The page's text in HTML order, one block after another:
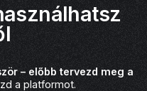
– előbb tervezd meg a
a platformot.